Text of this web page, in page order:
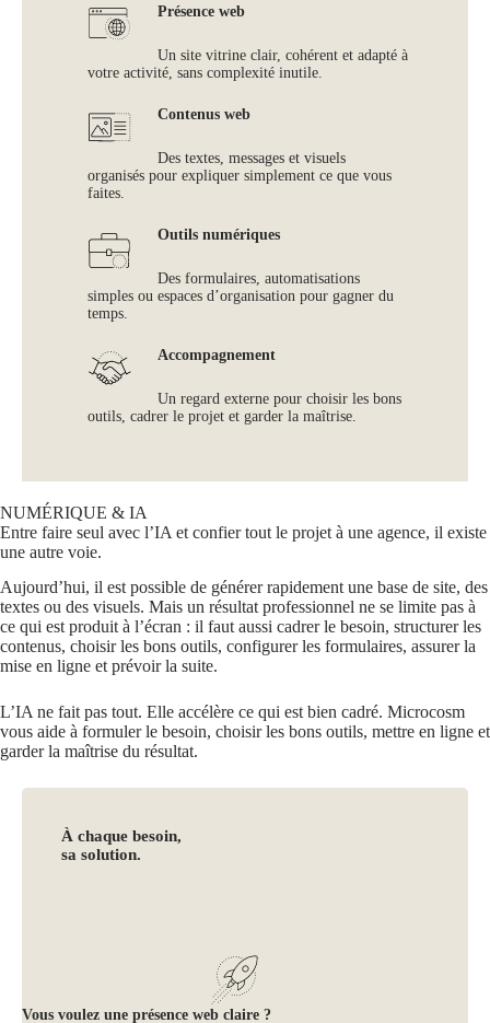
Présence web
Un site vitrine clair, cohérent et adapté à
votre activité, sans complexité inutile.
Contenus web
Des textes, messages et visuels
organisés pour expliquer simplement ce que vous
faites.
Outils numériques
Des formulaires, automatisations
simples ou espaces d’organisation pour gagner du
temps.
Accompagnement
Un regard externe pour choisir les bons
outils, cadrer le projet et garder la maîtrise.
NUMÉRIQUE & IA
Entre faire seul avec l’IA et confier tout le projet à une agence, il existe
une autre voie.
Aujourd’hui, il est possible de générer rapidement une base de site, des
textes ou des visuels. Mais un résultat professionnel ne se limite pas à
ce qui est produit à l’écran : il faut aussi cadrer le besoin, structurer les
contenus, choisir les bons outils, configurer les formulaires, assurer la
mise en ligne et prévoir la suite.
L’IA ne fait pas tout. Elle accélère ce qui est bien cadré. Microcosm
vous aide à formuler le besoin, choisir les bons outils, mettre en ligne et
garder la maîtrise du résultat.
À chaque besoin,
sa solution.
Vous voulez une présence web claire ?